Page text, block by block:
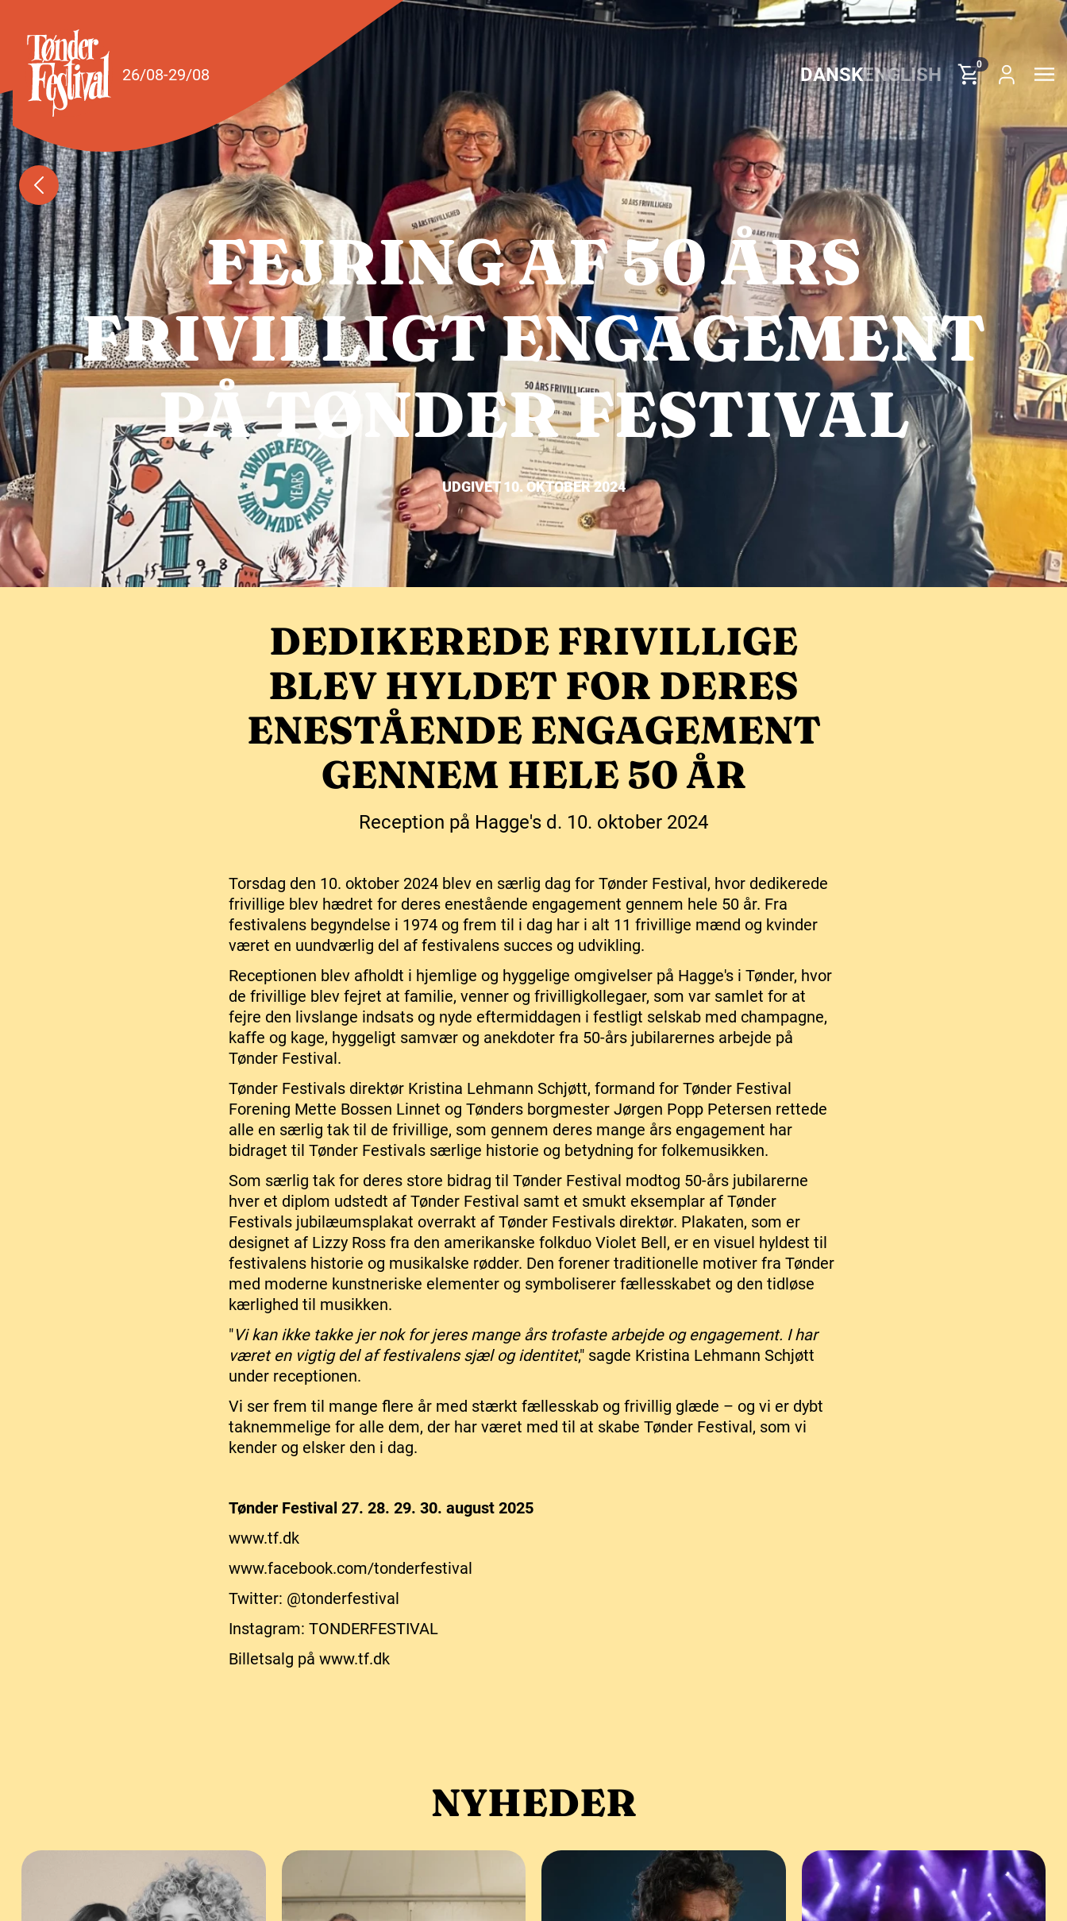
26/08-29/08 DANSKENGLISH 0
FEJRING AF 50 ÅRS
FRIVILLIGT ENGAGEMENT
PÅ TØNDER FESTIVAL
UDGIVET 10. OKTOBER 2024
DEDIKEREDE FRIVILLIGE
BLEV HYLDET FOR DERES
ENESTÅENDE ENGAGEMENT
GENNEM HELE 50 ÅR
Reception på Hagge's d. 10. oktober 2024
Torsdag den 10. oktober 2024 blev en særlig dag for Tønder Festival, hvor dedikerede
frivillige blev hædret for deres enestående engagement gennem hele 50 år. Fra
festivalens begyndelse i 1974 og frem til i dag har i alt 11 frivillige mænd og kvinder
været en uundværlig del af festivalens succes og udvikling.
Receptionen blev afholdt i hjemlige og hyggelige omgivelser på Hagge's i Tønder, hvor
de frivillige blev fejret at familie, venner og frivilligkollegaer, som var samlet for at
fejre den livslange indsats og nyde eftermiddagen i festligt selskab med champagne,
kaffe og kage, hyggeligt samvær og anekdoter fra 50-års jubilarernes arbejde på
Tønder Festival.
Tønder Festivals direktør Kristina Lehmann Schjøtt, formand for Tønder Festival
Forening Mette Bossen Linnet og Tønders borgmester Jørgen Popp Petersen rettede
alle en særlig tak til de frivillige, som gennem deres mange års engagement har
bidraget til Tønder Festivals særlige historie og betydning for folkemusikken.
Som særlig tak for deres store bidrag til Tønder Festival modtog 50-års jubilarerne
hver et diplom udstedt af Tønder Festival samt et smukt eksemplar af Tønder
Festivals jubilæumsplakat overrakt af Tønder Festivals direktør. Plakaten, som er
designet af Lizzy Ross fra den amerikanske folkduo Violet Bell, er en visuel hyldest til
festivalens historie og musikalske rødder. Den forener traditionelle motiver fra Tønder
med moderne kunstneriske elementer og symboliserer fællesskabet og den tidløse
kærlighed til musikken.
"Vi kan ikke takke jer nok for jeres mange års trofaste arbejde og engagement. I har
været en vigtig del af festivalens sjæl og identitet," sagde Kristina Lehmann Schjøtt
under receptionen.
Vi ser frem til mange flere år med stærkt fællesskab og frivillig glæde – og vi er dybt
taknemmelige for alle dem, der har været med til at skabe Tønder Festival, som vi
kender og elsker den i dag.
Tønder Festival 27. 28. 29. 30. august 2025
www.tf.dk
www.facebook.com/tonderfestival
Twitter: @tonderfestival
Instagram: TONDERFESTIVAL
Billetsalg på www.tf.dk
NYHEDER